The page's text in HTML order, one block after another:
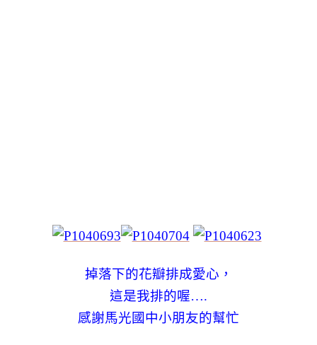
掉落下的花瓣排成愛心，
這是我排的喔….
感謝馬光國中小朋友的幫忙